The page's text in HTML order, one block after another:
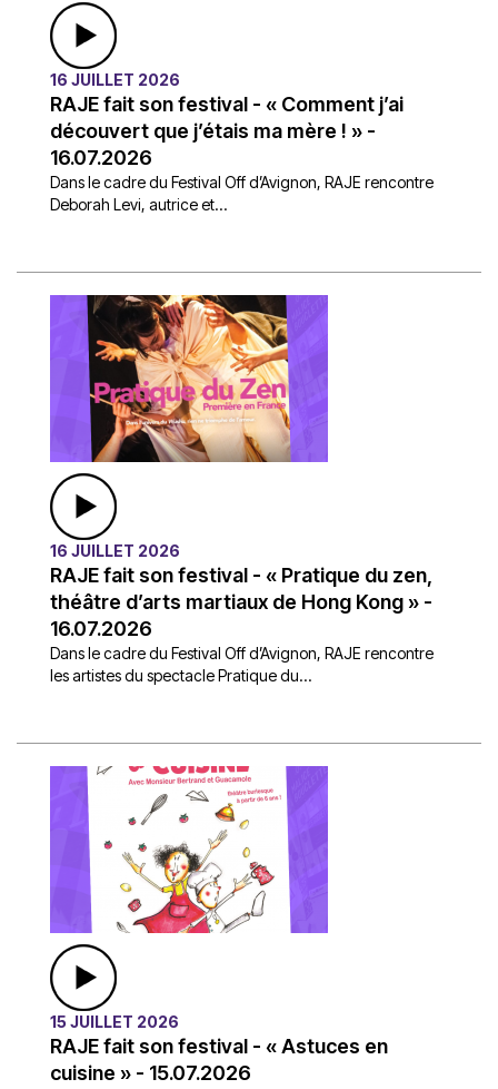
16 JUILLET 2026
RAJE fait son festival - « Comment j’ai
découvert que j’étais ma mère ! » -
16.07.2026
Dans le cadre du Festival Off d’Avignon, RAJE rencontre
Deborah Levi, autrice et...
16 JUILLET 2026
RAJE fait son festival - « Pratique du zen,
théâtre d’arts martiaux de Hong Kong » -
16.07.2026
Dans le cadre du Festival Off d’Avignon, RAJE rencontre
les artistes du spectacle Pratique du...
15 JUILLET 2026
RAJE fait son festival - « Astuces en
cuisine » - 15.07.2026